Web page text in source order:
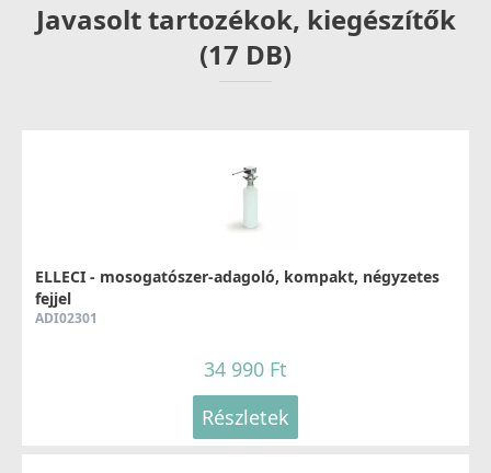
Részletek
74 990 Ft
Javasolt tartozékok, kiegészítők
(17 DB)
ELLECI - mosogatószer-adagoló, kompakt, négyzetes
fejjel
ADI02301
34 990 Ft
Részletek